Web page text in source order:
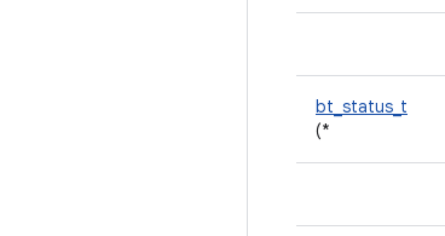
bt_status_t
(*